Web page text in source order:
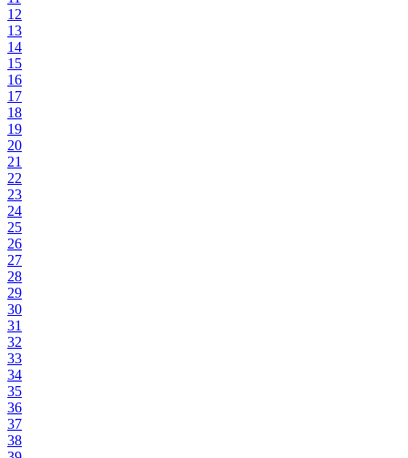
12
13
14
15
16
17
18
19
20
21
22
23
24
25
26
27
28
29
30
31
32
33
34
35
36
37
38